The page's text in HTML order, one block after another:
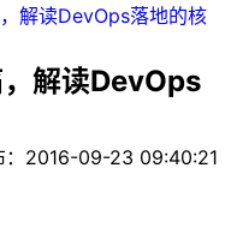
解读DevOps落地的核
解读DevOps
2016-09-23 09:40:21